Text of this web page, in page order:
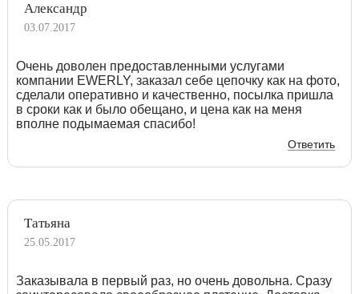
Александр
03.07.2017
Очень доволен предоставленными услугами
компании EWERLY, заказал себе цепочку как на фото,
сделали оперативно и качественно, посылка пришла
в сроки как и было обещано, и цена как на меня
вполне подымаемая спасибо!
Ответить
Татьяна
25.05.2017
Заказывала в первый раз, но очень довольна. Сразу